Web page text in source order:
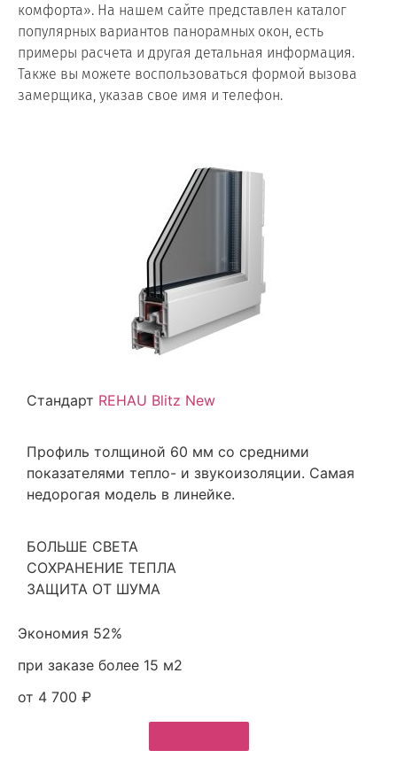
комфорта». На нашем сайте представлен каталог
популярных вариантов панорамных окон, есть
примеры расчета и другая детальная информация.
Также вы можете воспользоваться формой вызова
замерщика, указав свое имя и телефон.
Стандарт REHAU Blitz New
Профиль толщиной 60 мм со средними
показателями тепло- и звукоизоляции. Самая
недорогая модель в линейке.
БОЛЬШЕ СВЕТА
СОХРАНЕНИЕ ТЕПЛА
ЗАЩИТА ОТ ШУМА
Экономия 52%
при заказе более 15 м2
от 4 700 ₽